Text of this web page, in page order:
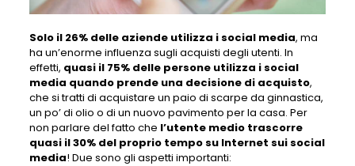
Solo il 26% delle aziende utilizza i social media, ma
ha un’enorme influenza sugli acquisti degli utenti. In
effetti, quasi il 75% delle persone utilizza i social
media quando prende una decisione di acquisto,
che si tratti di acquistare un paio di scarpe da ginnastica,
un po’ di olio o di un nuovo pavimento per la casa. Per
non parlare del fatto che l’utente medio trascorre
quasi il 30% del proprio tempo su Internet sui social
media! Due sono gli aspetti importanti: